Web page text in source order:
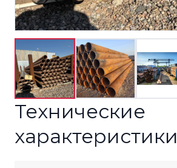
Технические
характеристики